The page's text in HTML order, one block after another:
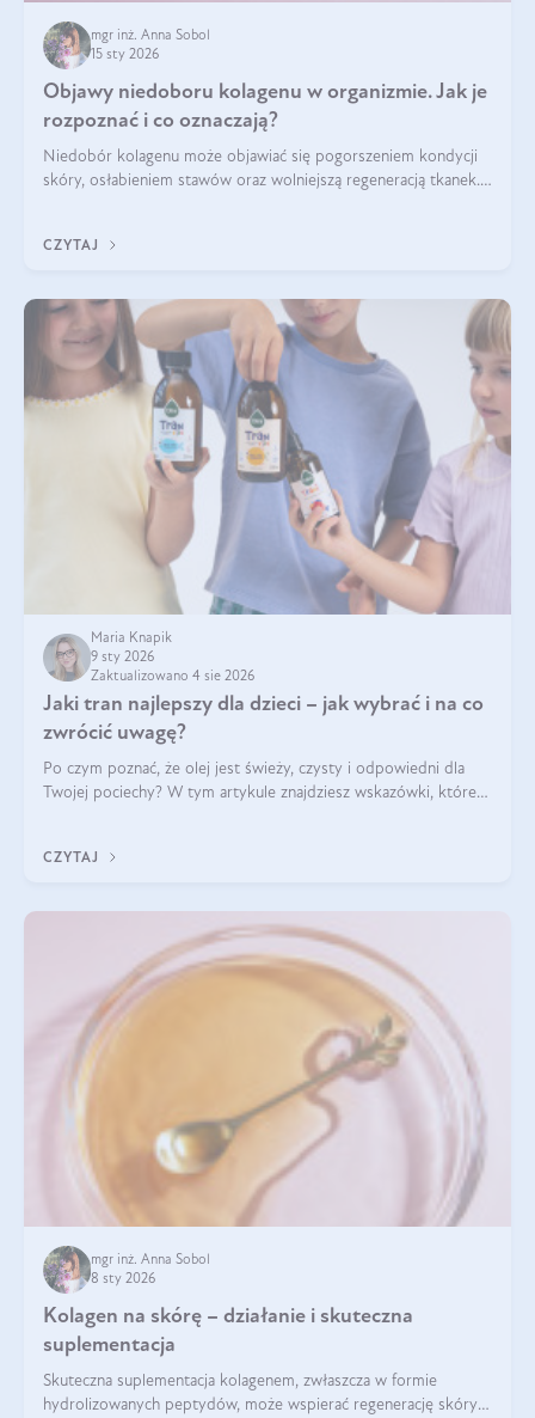
mgr inż. Anna Sobol
15 sty 2026
Objawy niedoboru kolagenu w organizmie. Jak je
rozpoznać i co oznaczają?
Niedobór kolagenu może objawiać się pogorszeniem kondycji
skóry, osłabieniem stawów oraz wolniejszą regeneracją tkanek.
osłabienie włosów.
CZYTAJ
Maria Knapik
9 sty 2026
Zaktualizowano 4 sie 2026
Jaki tran najlepszy dla dzieci – jak wybrać i na co
zwrócić uwagę?
Po czym poznać, że olej jest świeży, czysty i odpowiedni dla
Twojej pociechy? W tym artykule znajdziesz wskazówki, które
CZYTAJ
mgr inż. Anna Sobol
8 sty 2026
Kolagen na skórę – działanie i skuteczna
suplementacja
Skuteczna suplementacja kolagenem, zwłaszcza w formie
hydrolizowanych peptydów, może wspierać regenerację skóry i